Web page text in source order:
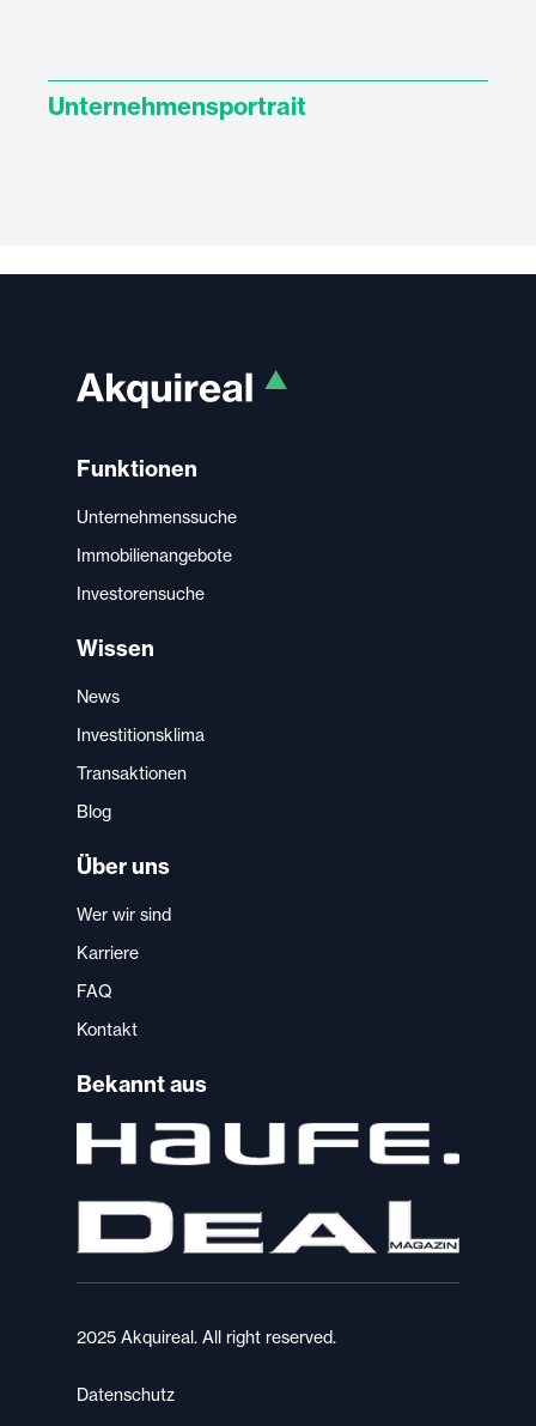
Unternehmensportrait
Funktionen
Unternehmenssuche
Immobilienangebote
Investorensuche
Wissen
News
Investitionsklima
Transaktionen
Blog
Über uns
Wer wir sind
Karriere
FAQ
Kontakt
Bekannt aus
2025 Akquireal. All right reserved.
Datenschutz